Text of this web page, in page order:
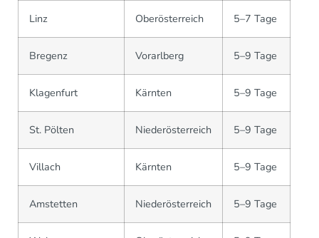
Linz Oberösterreich 5–7 Tage
Bregenz Vorarlberg 5–9 Tage
Klagenfurt Kärnten 5–9 Tage
St. Pölten Niederösterreich 5–9 Tage
Villach Kärnten 5–9 Tage
Amstetten Niederösterreich 5–9 Tage